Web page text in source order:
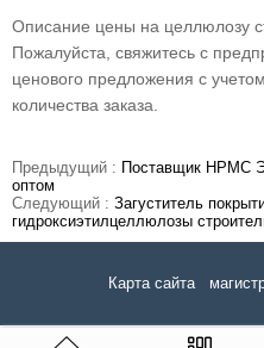
Описание цены на целлюлозу
Пожалуйста, свяжитесь с
ценового предложения с
количества заказа.
Предыдущий : Поставщик HPMC
оптом
Следующий : Загуститель
гидроксиэтилцеллюлозы
Карта сайта